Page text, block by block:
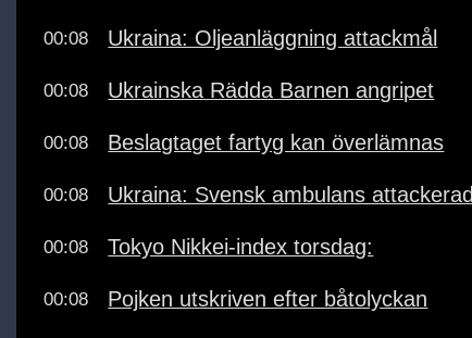
00:08 Ukraina: Oljeanläggning attackmål
00:08 Ukrainska Rädda Barnen angripet
00:08 Beslagtaget fartyg kan överlämnas
00:08 Ukraina: Svensk ambulans attackerad
00:08 Tokyo Nikkei-index torsdag:
00:08 Pojken utskriven efter båtolyckan